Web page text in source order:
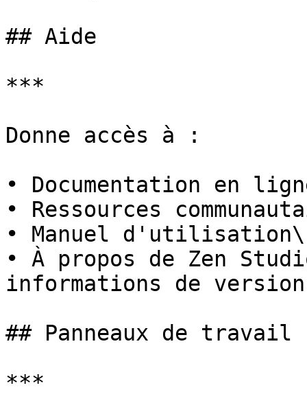
## Aide
***
Donne accès à :
• Documentation en
• Ressources
• Manuel d'utilisation\
• À propos de Zen
informations de
## Panneaux de travail
***